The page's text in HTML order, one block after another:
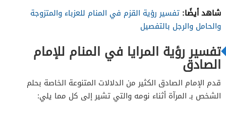
شاهد أيضًا: تفسير رؤية القزم في المنام للعزباء والمتزوجة
والحامل والرجل بالتفصيل
تفسير رؤية المرايا في المنام للإمام
الصادق
قدم الإمام الصادق الكثير من الدلالات المتنوعة الخاصة بحلم
الشخص بـ المرآة أثناء نومه والتي تشير إلى كل مما يلي: